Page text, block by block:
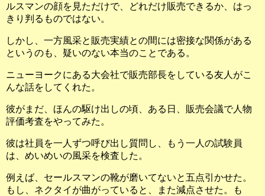
ルスマンの顔を見ただけで、どれだけ販売できるか、はっ
きり判るものではない。
しかし、一方風采と販売実績との間には密接な関係がある
というのも、疑いのない本当のことである。
ニューヨークにある大会社で販売部長をしている友人がこ
んな話をしてくれた。
彼がまだ、ほんの駆け出しの頃、ある日、販売会議で人物
評価考査をやってみた。
彼は社員を一人ずつ呼び出し質問し、もう一人の試験員
は、めいめいの風采を検査した。
例えば、セールスマンの靴が磨いてないと五点引かせた。
もし、ネクタイが曲がっていると、また減点させた。も